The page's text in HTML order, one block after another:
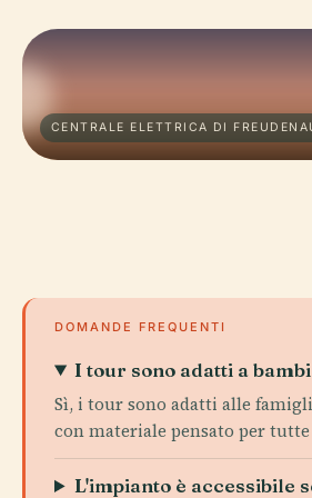
CENTRALE ELETTRICA DI
DOMANDE FREQUENTI
I tour sono adatti a
Sì, i tour sono adatti alle
con materiale pensato per tutte
L'impianto è accessibile